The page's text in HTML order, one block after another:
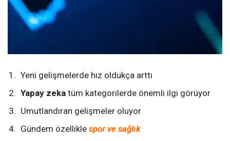
Yeni gelişmelerde hız oldukça arttı
Yapay zeka tüm kategorilerde önemli ilgi görüyor
Umutlandıran gelişmeler oluyor
Gündem özellikle spor ve sağlık